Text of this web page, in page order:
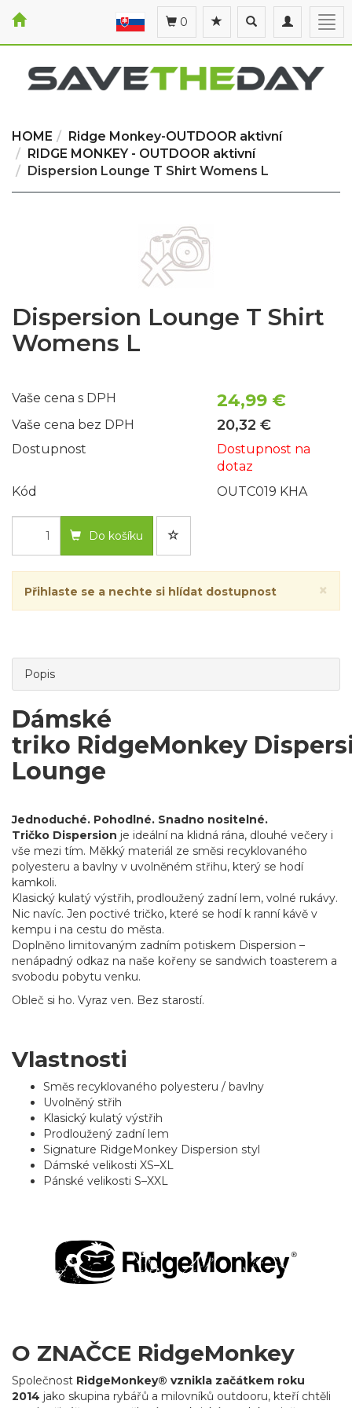
Toggle
navigation
Toggle
search
0
HOME
Ridge Monkey-OUTDOOR aktivní
RIDGE MONKEY - OUTDOOR aktivní
Dispersion Lounge T Shirt Womens L
Dispersion Lounge T Shirt
Womens L
Vaše cena s DPH 24,99 €
Vaše cena bez DPH 20,32 €
Dostupnost
Dostupnost na
dotaz
Kód
OUTC019 KHA
Do košíku
×
Přihlaste se a nechte si hlídat dostupnost
Popis
Dámské
triko RidgeMonkey
Lounge
Jednoduché. Pohodlné. Snadno nositelné.
Tričko Dispersion je ideální na klidná rána, dlouhé večery i
vše mezi tím. Měkký materiál ze směsi recyklovaného
polyesteru a bavlny v uvolněném střihu, který se hodí
kamkoli.
Klasický kulatý výstřih, prodloužený zadní lem, volné rukávy.
Nic navíc. Jen poctivé tričko, které se hodí k ranní kávě v
kempu i na cestu do města.
Doplněno limitovaným zadním potiskem Dispersion –
nenápadný odkaz na naše kořeny se sandwich toasterem a
svobodu pobytu venku.
Obleč si ho. Vyraz ven. Bez starostí.
Vlastnosti
Směs recyklovaného polyesteru / bavlny
Uvolněný střih
Klasický kulatý výstřih
Prodloužený zadní lem
Signature RidgeMonkey Dispersion styl
Dámské velikosti XS–XL
Pánské velikosti S–XXL
O ZNAČCE RidgeMonkey
Společnost RidgeMonkey® vznikla začátkem roku
2014 jako skupina rybářů a milovníků outdooru, kteří chtěli